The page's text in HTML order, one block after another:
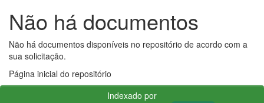
Não há documentos
Não há documentos disponíveis no repositório de acordo com a
sua solicitação.
Página inicial do repositório
Indexado por